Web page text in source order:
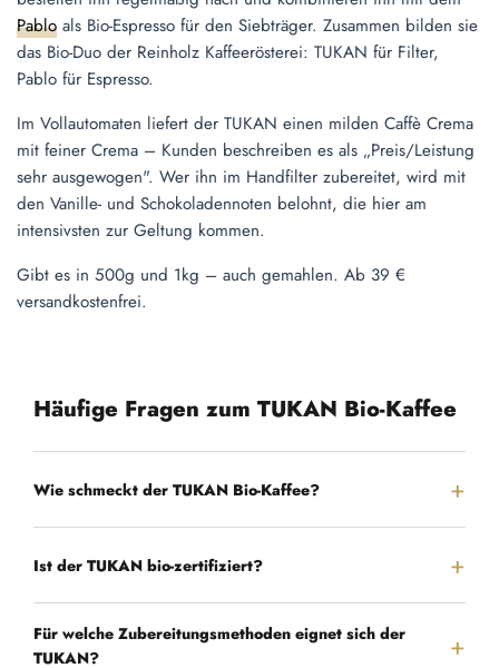
Pablo als Bio-Espresso für den Siebträger. Zusammen bilden sie
das Bio-Duo der Reinholz Kaffeerösterei: TUKAN für Filter,
Pablo für Espresso.
Im Vollautomaten liefert der TUKAN einen milden Caffè Crema
mit feiner Crema – Kunden beschreiben es als „Preis/Leistung
sehr ausgewogen". Wer ihn im Handfilter zubereitet, wird mit
den Vanille- und Schokoladennoten belohnt, die hier am
intensivsten zur Geltung kommen.
Gibt es in 500g und 1kg – auch gemahlen. Ab 39 €
versandkostenfrei.
Häufige Fragen zum TUKAN Bio-Kaffee
Wie schmeckt der TUKAN Bio-Kaffee?
Ist der TUKAN bio-zertifiziert?
Für welche Zubereitungsmethoden eignet sich der
TUKAN?